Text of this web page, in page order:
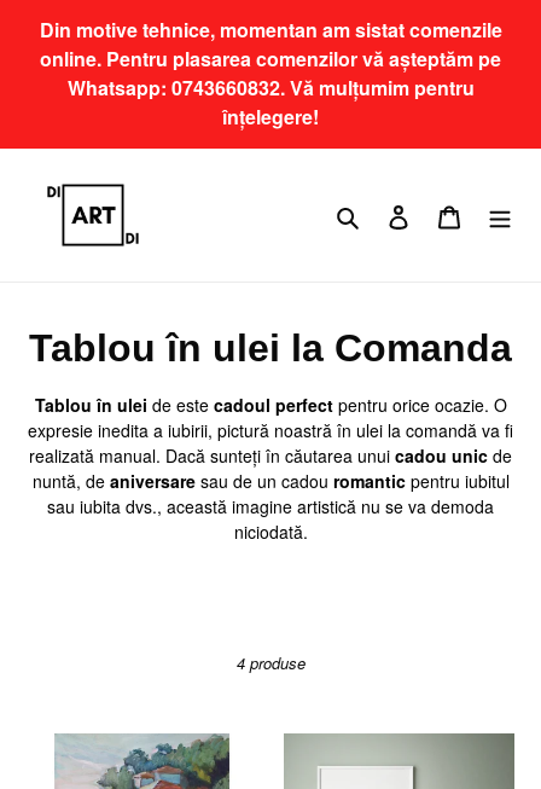
conținut
Din motive tehnice, momentan am sistat comenzile
online. Pentru plasarea comenzilor vă așteptăm pe
Whatsapp: 0743660832. Vă mulțumim pentru
înțelegere!
Caută Conectează-te
Coș
C
o
l
e
Tablou în ulei la Comanda
Tablou în ulei de este cadoul perfect pentru orice ocazie. O
expresie inedita a iubirii, pictură noastră în ulei la comandă va fi
realizată manual. Dacă sunteți în căutarea unui cadou unic de
nuntă, de aniversare sau de un cadou romantic pentru iubitul
sau iubita dvs., această imagine artistică nu se va demoda
niciodată.
4 produse
Apus